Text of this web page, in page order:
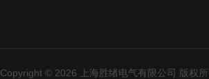
Copyright © 2026 上海胜绪电气有限公司 版权